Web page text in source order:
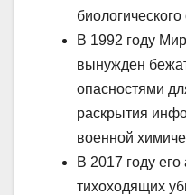
В 1992 году
вынужден
опасностями
раскрытия
военной
В 2017 году
тихоходящих